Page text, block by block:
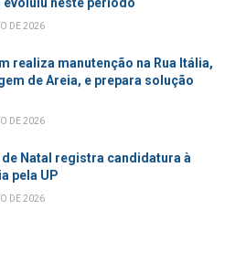
DE 2026
realiza manutenção na Rua Itália,
de Areia, e prepara solução
DE 2026
Natal registra candidatura à
pela UP
DE 2026